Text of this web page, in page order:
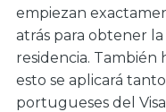
empiezan
atrás para obtener
residencia. También
esto se aplicará
portugueses del